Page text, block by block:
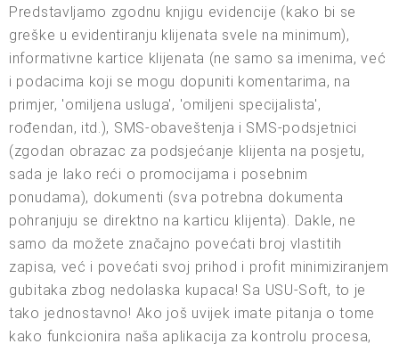
Predstavljamo zgodnu knjigu evidencije (kako bi se
greške u evidentiranju klijenata svele na minimum),
informativne kartice klijenata (ne samo sa imenima, već
i podacima koji se mogu dopuniti komentarima, na
primjer, 'omiljena usluga', 'omiljeni specijalista',
rođendan, itd.), SMS-obaveštenja i SMS-podsjetnici
(zgodan obrazac za podsjećanje klijenta na posjetu,
sada je lako reći o promocijama i posebnim
ponudama), dokumenti (sva potrebna dokumenta
pohranjuju se direktno na karticu klijenta). Dakle, ne
samo da možete značajno povećati broj vlastitih
zapisa, već i povećati svoj prihod i profit minimiziranjem
gubitaka zbog nedolaska kupaca! Sa USU-Soft, to je
tako jednostavno! Ako još uvijek imate pitanja o tome
kako funkcionira naša aplikacija za kontrolu procesa,